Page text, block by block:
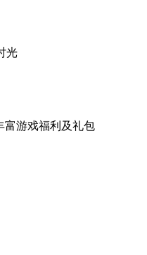
光
富游戏福利 及礼包